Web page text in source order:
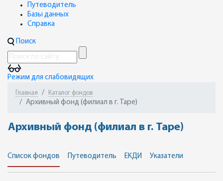
Путеводитель
Базы данных
Справка
Поиск
Режим для слабовидящих
Главная Каталог фондов
Архивный фонд (филиал в г. Таре)
Архивный фонд (филиал в г. Таре)
Список фондов Путеводитель ЕКДИ Указатели